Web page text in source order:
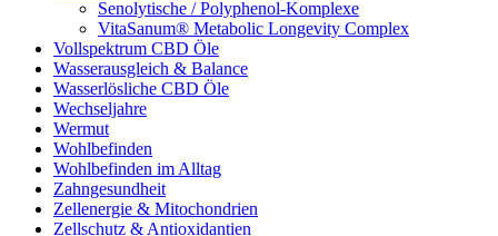
Senolytische / Polyphenol-Komplexe
VitaSanum® Metabolic Longevity Complex
Vollspektrum CBD Öle
Wasserausgleich & Balance
Wasserlösliche CBD Öle
Wechseljahre
Wermut
Wohlbefinden
Wohlbefinden im Alltag
Zahngesundheit
Zellenergie & Mitochondrien
Zellschutz & Antioxidantien